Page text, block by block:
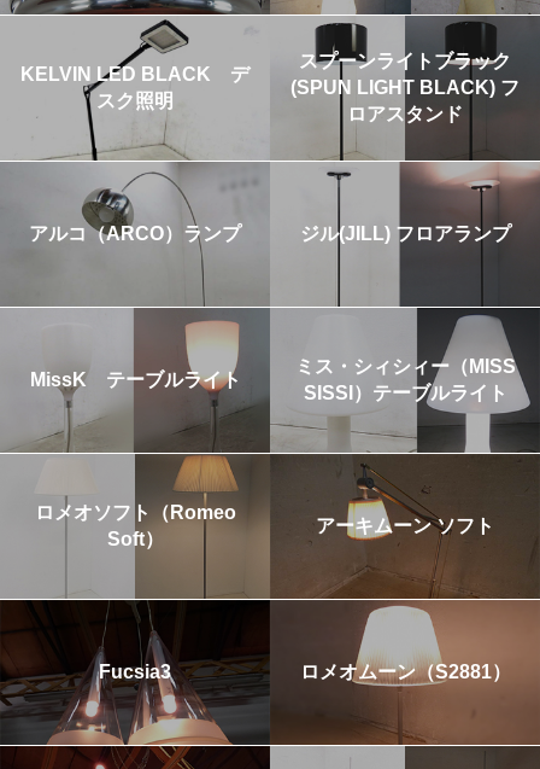
KELVIN LED BLACK デ
スク照明
スプーンライトブラック
(SPUN LIGHT BLACK) フ
ロアスタンド
アルコ（ARCO）ランプ ジル(JILL) フロアランプ
MissK テーブルライト
ミス・シィシィー（MISS
SISSI）テーブルライト
ロメオソフト（Romeo
Soft）
アーキムーン ソフト
Fucsia3 ロメオムーン（S2881）